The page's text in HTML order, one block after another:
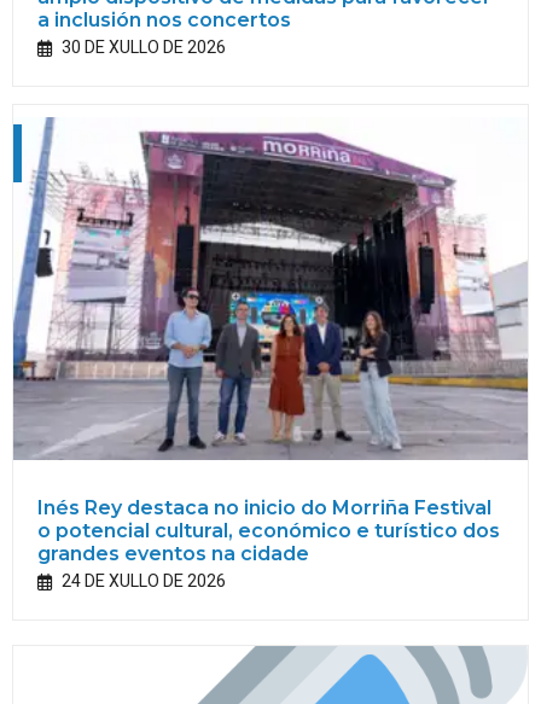
a inclusión nos concertos
30 DE XULLO DE 2026
Inés Rey destaca no inicio do Morriña Festival
o potencial cultural, económico e turístico dos
grandes eventos na cidade
24 DE XULLO DE 2026